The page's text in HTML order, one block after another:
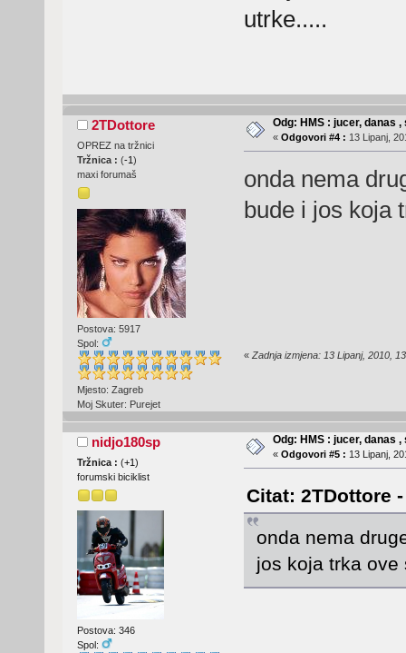
utrke.....
2TDottore
OPREZ na tržnici
Tržnica : (-1)
maxi forumaš
Postova: 5917
Spol:
Mjesto: Zagreb
Moj Skuter: Purejet
Odg: HMS : jucer, danas ,
« Odgovori #4 : 13 Lipanj,
onda nema
bude i jos koja
« Zadnja izmjena: 13 Lipanj, 2010,
nidjo180sp
Tržnica : (+1)
forumski biciklist
Postova: 346
Spol:
Odg: HMS : jucer, danas ,
« Odgovori #5 : 13 Lipanj,
Citat: 2TDottore
onda nema
jos koja trka